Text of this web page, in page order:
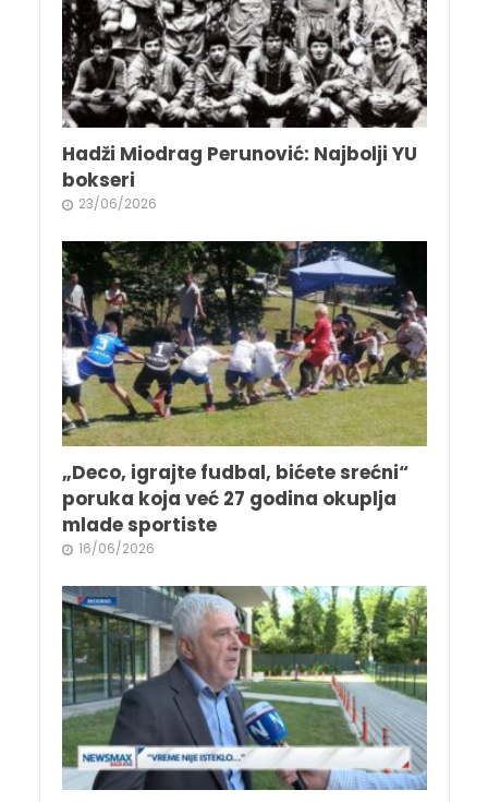
Hadži Miodrag Perunović: Najbolji YU
bokseri
23/06/2026
„Deco, igrajte fudbal, bićete srećni“
poruka koja već 27 godina okuplja
mlade sportiste
16/06/2026